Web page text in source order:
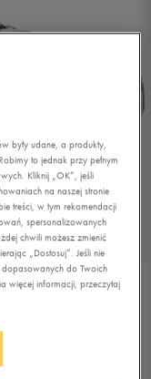
były udane, a produkty,
to jednak przy pełnym
Kliknij „OK”, jeśli
na naszej stronie
treści, w tym rekomendacji
spersonalizowanych
chwili możesz zmienić
„Dostosuj”. Jeśli nie
do Twoich
więcej informacji, przeczytaj